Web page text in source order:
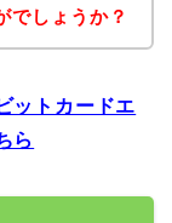
でしょうか？
ットカードエ
ら